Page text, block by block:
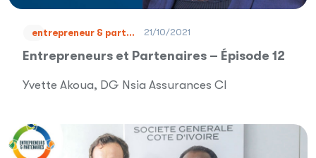
entrepreneur & part... 21/10/2021
Entrepreneurs et Partenaires – Épisode 12
Yvette Akoua, DG Nsia Assurances CI